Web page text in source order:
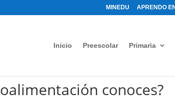
MINEDU APRENDO
Inicio Preescolar Primaria
conoces?